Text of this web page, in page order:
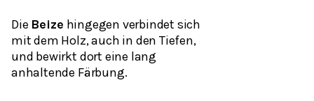
Die Beize hingegen verbindet sich
mit dem Holz, auch in den Tiefen,
und bewirkt dort eine lang
anhaltende Färbung.